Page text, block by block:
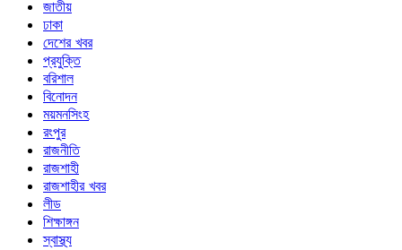
জাতীয়
ঢাকা
দেশের খবর
প্রযুক্তি
বরিশাল
বিনোদন
ময়মনসিংহ
রংপুর
রাজনীতি
রাজশাহী
রাজশাহীর খবর
লীড
শিক্ষাঙ্গন
স্বাস্থ্য